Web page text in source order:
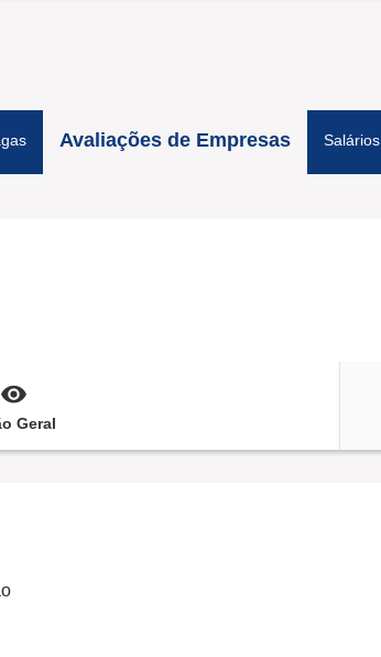
Avaliações de Empresas Salários
Geral